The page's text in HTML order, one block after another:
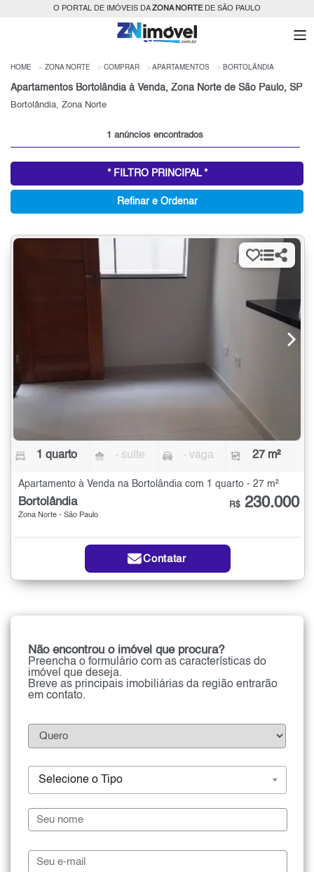
O PORTAL DE IMÓVEIS DAZONA NORTEDE SÃO PAULO
HOME ZONA NORTE COMPRAR APARTAMENTOS BORTOLÂNDIA
Apartamentos Bortolândia à Venda, Zona Norte de São Paulo, SP
Bortolândia, Zona Norte
1 anúncios encontrados
* FILTRO PRINCIPAL *
Refinar e Ordenar
1 quarto - suíte - vaga 27 m²
Apartamento à Venda na Bortolândia com 1 quarto - 27 m²
Bortolândia
Zona Norte - São Paulo
R$ 230.000
Contatar
Não encontrou o imóvel que procura?
Preencha o formulário com as características do
imóvel que deseja.
Breve as principais imobiliárias da região entrarão
em contato.
Selecione o Tipo